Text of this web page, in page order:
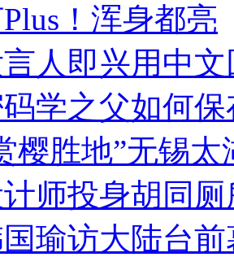
！浑身都亮
人即兴用中
学之父如何
樱胜地”无锡
师投身胡同
瑜访大陆台